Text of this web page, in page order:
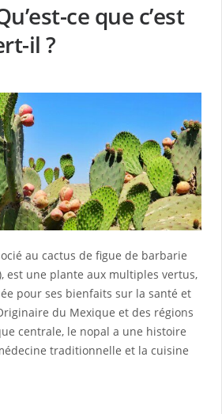
ce que c’est
il ?
au cactus de figue de barbarie
est une plante aux multiples vertus,
pour ses bienfaits sur la santé et
du Mexique et des régions
centrale, le nopal a une histoire
traditionnelle et la cuisine